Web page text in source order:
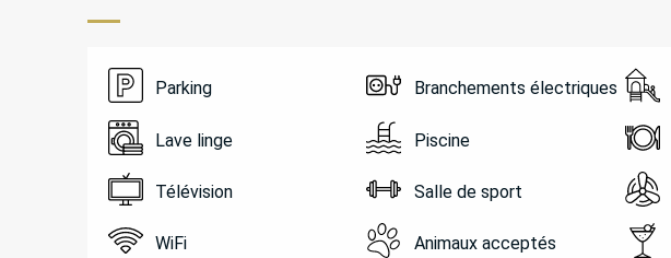
Parking Branchements électriques
Lave linge
Piscine
Télévision Salle de sport
WiFi Animaux acceptés